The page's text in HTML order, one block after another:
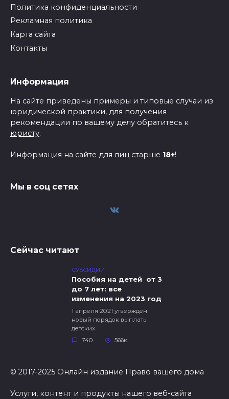
Политика конфиденциальности
Рекламная политика
Карта сайта
Контакты
Информация
На сайте приведены примеры и типовые случаи из
юридической практики, для получения
рекомендации по вашему делу обратитесь к
юристу.
Информация на сайте для лиц старше 18+!
Мы в соц сетях
Сейчас читают
СУБСИДИИ
Пособия на детей от 3
до 7 лет: все
изменения на 2023 год
1 апреля 2021 утвержден
новый порядок выплаты
детских
740
566к.
© 2017-2025 Онлайн издание Право вашего дома
Услуги, контент и продукты нашего веб-сайта